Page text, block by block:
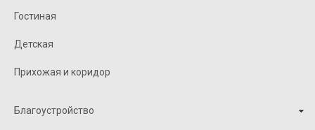
Гостиная
Детская
Прихожая и коридор
Благоустройство